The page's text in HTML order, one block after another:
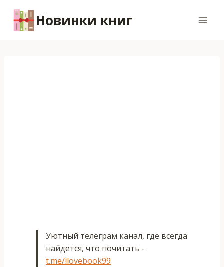
содержимому
Новинки книг
Уютный телеграм канал, где всегда
найдется, что почитать -
t.me/ilovebook99